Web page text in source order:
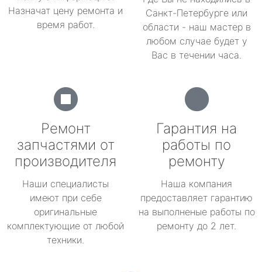
Назначат цену ремонта и
время работ.
Санкт-Петербурге или
области - наш мастер в
любом случае будет у
Вас в течении часа.
Ремонт
запчастями от
производителя
Наши специалисты
имеют при себе
оригинальные
комплектующие от любой
техники.
Гарантия на
работы по
ремонту
Наша компания
предоставляет гарантию
на выполненые работы по
ремонту до 2 лет.